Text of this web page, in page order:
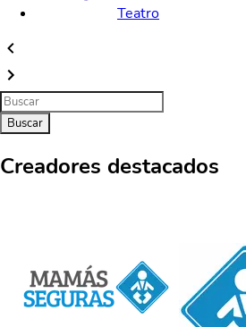
Teatro
Buscar
Creadores destacados